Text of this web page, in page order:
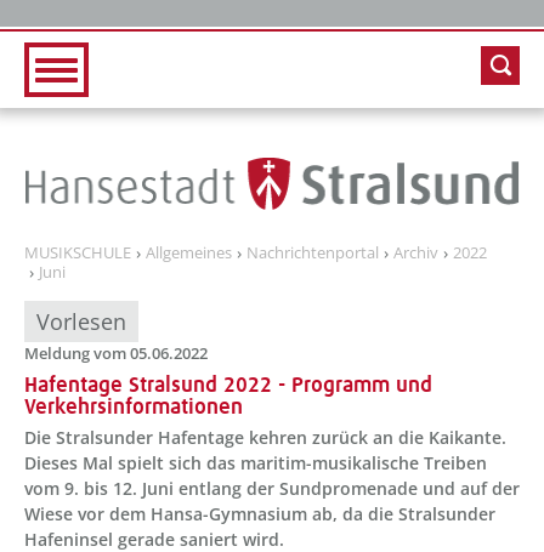
MUSIKSCHULE Allgemeines Nachrichtenportal Archiv
2022
Juni
Vorlesen
Meldung vom 05.06.2022
Hafentage Stralsund 2022 - Programm und
Verkehrsinformationen
Die Stralsunder Hafentage kehren zurück an die Kaikante.
Dieses Mal spielt sich das maritim-musikalische Treiben
vom 9. bis 12. Juni entlang der Sundpromenade und auf der
Wiese vor dem Hansa-Gymnasium ab, da die Stralsunder
Hafeninsel gerade saniert wird.